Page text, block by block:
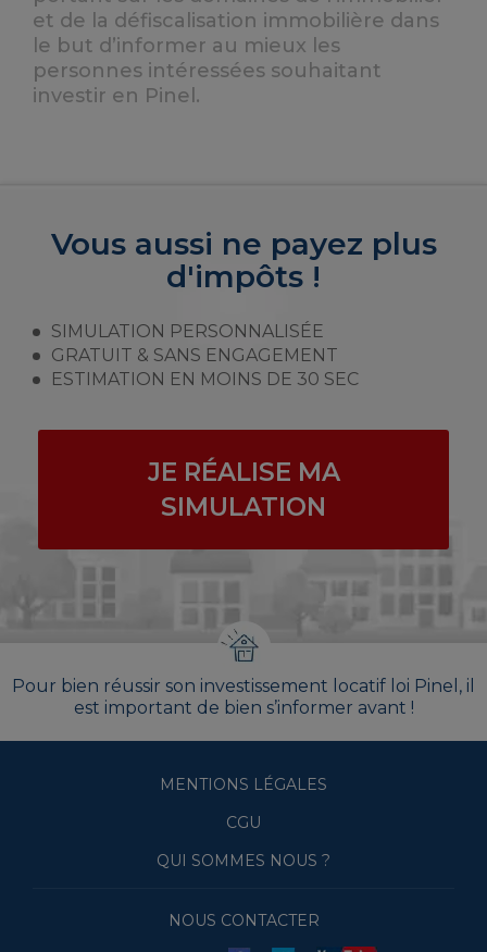
et de la défiscalisation immobilière dans
le but d’informer au mieux les
personnes intéressées souhaitant
investir en Pinel.
Vous aussi ne payez plus
d'impôts !
SIMULATION PERSONNALISÉE
GRATUIT & SANS ENGAGEMENT
ESTIMATION EN MOINS DE 30 SEC
JE RÉALISE MA
SIMULATION
Pour bien réussir son investissement locatif loi Pinel, il
est important de bien s’informer avant !
MENTIONS LÉGALES
CGU
QUI SOMMES NOUS ?
NOUS CONTACTER